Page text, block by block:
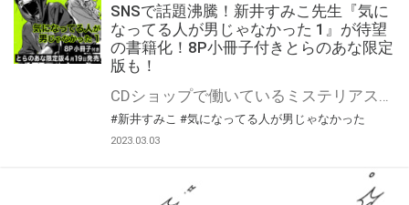
SNSで話題沸騰！新井すみこ先生『気に
なってる人が男じゃなかった 1』が待望
の書籍化！8P小冊子付きとらのあな限定
版も！
CDショップで働いているミステリアスな「おにーさん」が気になってしょうがない女子高生・あや。 しかし「おにーさん」の正体は、話したこともない、クラスメイトの目立たない女子・みつきだった――。 Twitterで最高に注目を集める女同士の「愛情」を巡る物語、待望の書籍化。 みつきの過去をめぐる、描き下ろしストーリーを収録。 SNSで話題沸騰！！新井すみこ先生『気になってる人が男じゃなかった』がついに待望の書籍となって4月19日発売！ とらのあなでは刊行を記念して描き下ろし入り8P小冊子付きとらのあな限定版を発売致します！ 店舗・通販にて予約開始！とらのあな限定版は数量限定生産となりますので、お早めにご予約下さい！ ※描き下ろしの内容はとらのあな限定です。他社様の有償特典とは内容は異なります。
#新井すみこ #気になってる人が男じゃなかった
2023.03.03